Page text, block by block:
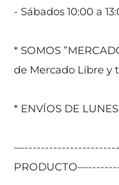
- Sábados 10:00 a
* SOMOS
de Mercado Libre y
* ENVÍOS DE
—-----------------------